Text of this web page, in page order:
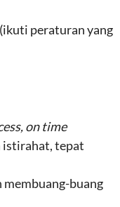
peraturan yang
on time
istirahat, tepat
membuang-buang